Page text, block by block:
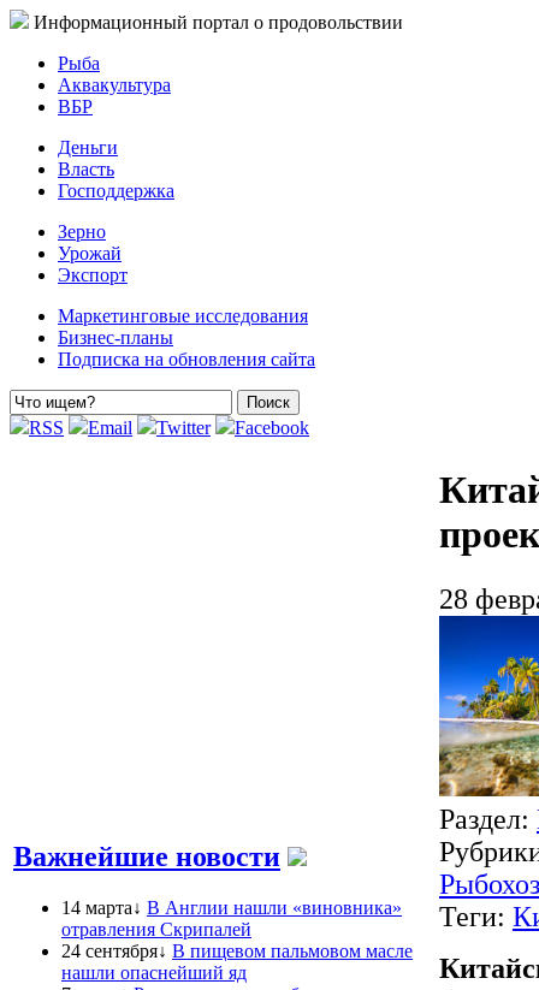
Информационный портал о продовольствии
Рыба
Аквакультура
ВБР
Деньги
Власть
Господдержка
Зерно
Урожай
Экспорт
Маркетинговые исследования
Бизнес-планы
Подписка на обновления сайта
RSS Email Twitter Facebook
Важнейшие новости
14 марта↓ В Англии нашли «виновника»
отравления Скрипалей
24 сентября↓ В пищевом пальмовом масле
нашли опаснейший яд
28
Раздел:
Теги: